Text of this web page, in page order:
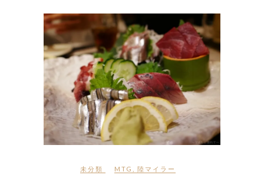
未分類 MTG 陸マイラー